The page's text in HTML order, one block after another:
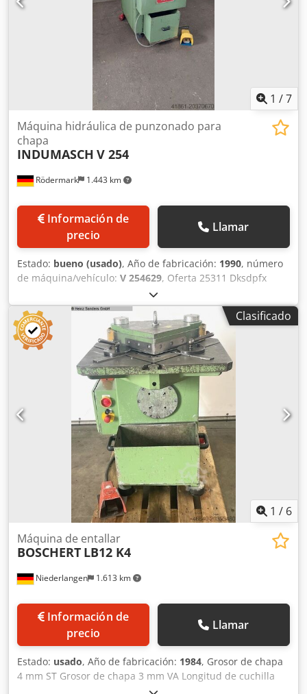
1 /7
Rödermark 1.443 km
Máquina hidráulica de punzonado para
chapa
INDUMASCH V 254
Información de
precio
Llamar
Estado: bueno (usado), Año de fabricación: 1990, número
de máquina/vehículo: V 254629, Oferta 25311 Dksdpfx
Aoxqzirjfaer Datos técnicos: - Longitud de corte: 250 mm -
Ángulo de corte: 90° - Espesor de corte: - Acero al carbono
hasta 4 mm - Acero inoxidable hasta 3 mm - Aluminio
hasta 5 mm - Número de carreras: hasta aprox. 55 / min -
Tamaño de la mesa: An 800 x P 800 mm - Altura de trabajo:
aprox. 940 mm - Topes ajustables sin escalonamiento en
longitud y ángulo - Potencia: 400 V / 4 kW - Capacidad de
aceite: 50 l - Pedal eléctrico - Espacio requerido: aprox. An
1300 x Al 1250 x Pr 1300 mm - Peso: aprox. 800 kg - Chasis
móvil
Clasificado
1 / 6
Niederlangen 1.613 km
Máquina de entallar
BOSCHERT LB12 K4
Información de
precio
Llamar
Estado: usado, Año de fabricación: 1984, Grosor de chapa
4 mm ST Grosor de chapa 3 mm VA Longitud de cuchilla
225 mm Potencia del motor 3,5 kW Peso de la máquina